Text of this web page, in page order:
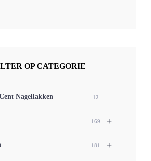
OP CATEGORIE
Nagellakken 12
+
169
+
181